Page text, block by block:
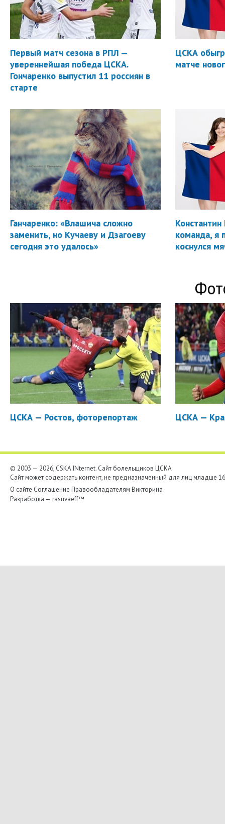
Первый матч сезона в РПЛ —
увереннейшая победа ЦСКА.
Гончаренко выпустил 11 россиян в
старте
ЦСКА
матче
Ганчаренко: «Влашича сложно
заменить, но Кучаеву и Дзагоеву
сегодня это удалось»
Константин
команда, я
коснулся
ЦСКА — Ростов, фоторепортаж ЦСКА —
© 2003 — 2026, CSKA.INternet. Cайт болельщиков ЦСКА
Сайт может содержать контент, не предназначенный для лиц младше
О сайте Соглашение Правообладателям Викторина
Разработка — rasuvaeff™